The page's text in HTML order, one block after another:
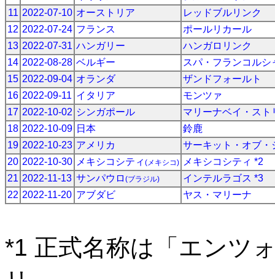
11 2022-07-10 オーストリア
レッドブルリンク
12 2022-07-24 フランス
ポールリカール
13 2022-07-31 ハンガリー
ハンガロリンク
14 2022-08-28 ベルギー
スパ・フランコルシ
15 2022-09-04 オランダ
ザンドフォールト
16 2022-09-11 イタリア
モンツァ
17 2022-10-02 シンガポール
マリーナベイ・スト
18 2022-10-09 日本
鈴鹿
19 2022-10-23 アメリカ
サーキット・オブ・
20 2022-10-30 メキシコシティ (メキシコ)
メキシコシティ *2
21 2022-11-13 サンパウロ (ブラジル)
インテルラゴス *3
22 2022-11-20 アブダビ ヤス・マリーナ
*1 正式名称は「エンツ